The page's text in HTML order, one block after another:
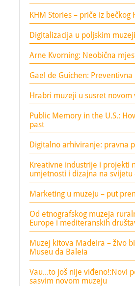
KHM Stories – priče iz
Digitalizacija u poljskim
Arne Kvorning: Neobična
Gael de Guichen:
Hrabri muzeji u susret novom
Public Memory in the U.S.:
past
Digitalno arhiviranje: pravna
Kreativne industrije i projekti
umjetnosti i dizajna na svijetu
Marketing u muzeju – put
Od etnografskog muzeja
Europe i mediteranskih
Muzej kitova Madeira – živo
Museu da Baleia
Vau...to još nije viđeno!:Novi
sasvim novom muzeju